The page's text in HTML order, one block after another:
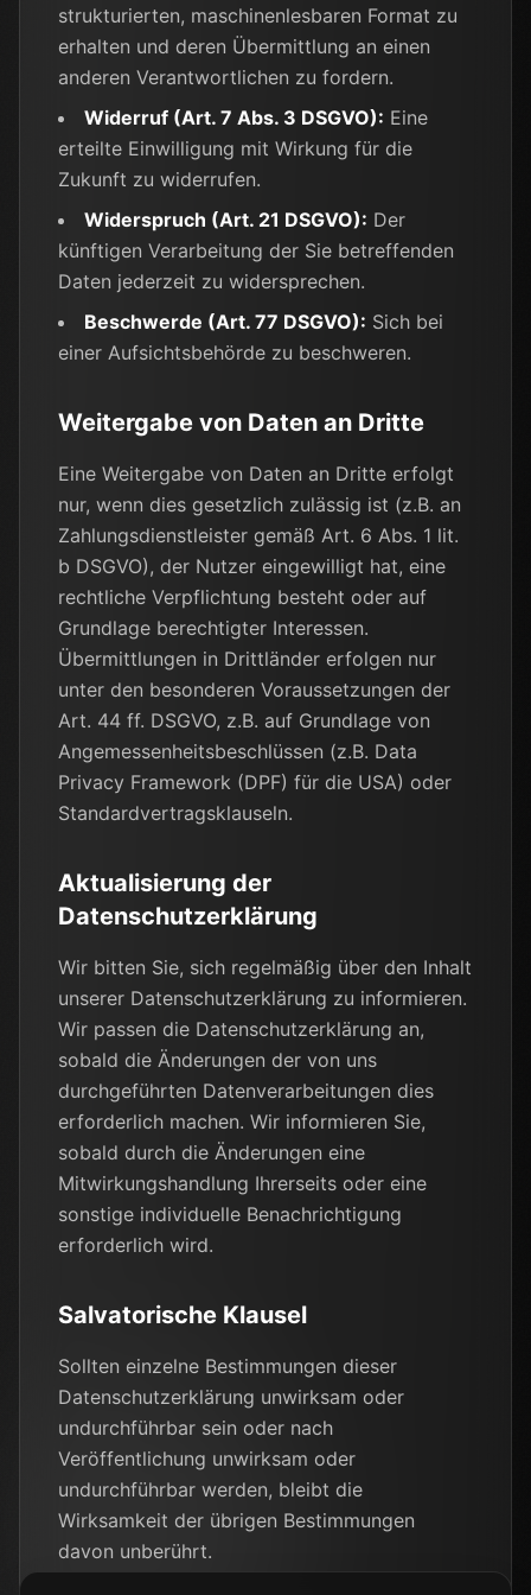
strukturierten, maschinenlesbaren Format zu
erhalten und deren Übermittlung an einen
anderen Verantwortlichen zu fordern.
Widerruf (Art. 7 Abs. 3 DSGVO): Eine
erteilte Einwilligung mit Wirkung für die
Zukunft zu widerrufen.
Widerspruch (Art. 21 DSGVO): Der
künftigen Verarbeitung der Sie betreffenden
Daten jederzeit zu widersprechen.
Beschwerde (Art. 77 DSGVO): Sich bei
einer Aufsichtsbehörde zu beschweren.
Weitergabe von Daten an Dritte
Eine Weitergabe von Daten an Dritte erfolgt
nur, wenn dies gesetzlich zulässig ist (z.B. an
Zahlungsdienstleister gemäß Art. 6 Abs. 1 lit.
b DSGVO), der Nutzer eingewilligt hat, eine
rechtliche Verpflichtung besteht oder auf
Grundlage berechtigter Interessen.
Übermittlungen in Drittländer erfolgen nur
unter den besonderen Voraussetzungen der
Art. 44 ff. DSGVO, z.B. auf Grundlage von
Angemessenheitsbeschlüssen (z.B. Data
Privacy Framework (DPF) für die USA) oder
Standardvertragsklauseln.
Aktualisierung der
Datenschutzerklärung
Wir bitten Sie, sich regelmäßig über den Inhalt
unserer Datenschutzerklärung zu informieren.
Wir passen die Datenschutzerklärung an,
sobald die Änderungen der von uns
durchgeführten Datenverarbeitungen dies
erforderlich machen. Wir informieren Sie,
sobald durch die Änderungen eine
Mitwirkungshandlung Ihrerseits oder eine
sonstige individuelle Benachrichtigung
erforderlich wird.
Salvatorische Klausel
Sollten einzelne Bestimmungen dieser
Datenschutzerklärung unwirksam oder
undurchführbar sein oder nach
Veröffentlichung unwirksam oder
undurchführbar werden, bleibt die
Wirksamkeit der übrigen Bestimmungen
davon unberührt.